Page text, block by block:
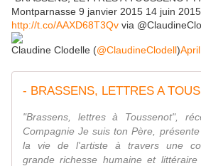
Montparnasse 9 janvier 2015 14 juin 2015
http://t.co/AAXD68T3Qv via
Claudine Clodelle (@ClaudineClodell)
"Brassens, lettres à Toussenot",
Compagnie Je suis ton Père,
la vie de l'artiste à travers une
grande richesse humaine et